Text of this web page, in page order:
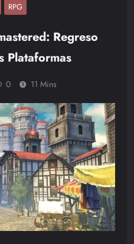
RPG
Regreso
Plataformas
0 11 Mins